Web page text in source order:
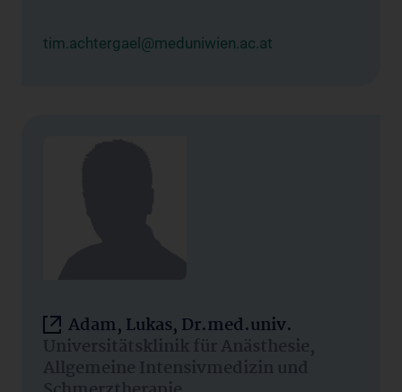
tim.achtergael@meduniwien.ac.at
Adam, Lukas, Dr.med.univ.
Universitätsklinik für Anästhesie,
Allgemeine Intensivmedizin und